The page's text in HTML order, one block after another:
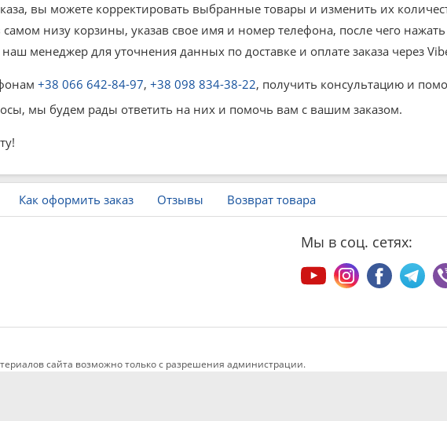
вы можете корректировать выбранные товары и изменить их
низу корзины, указав свое имя и номер телефона, после чего
наш менеджер для уточнения данных по доставке и оплате заказа через
+38 066 642-84-97, +38 098 834-38-22, получить консультацию и
мы будем рады ответить на них и помочь вам с вашим заказом.
Как оформить заказ Отзывы Возврат товара
Мы в соц. сетях:
сайта возможно только с разрешения администрации.